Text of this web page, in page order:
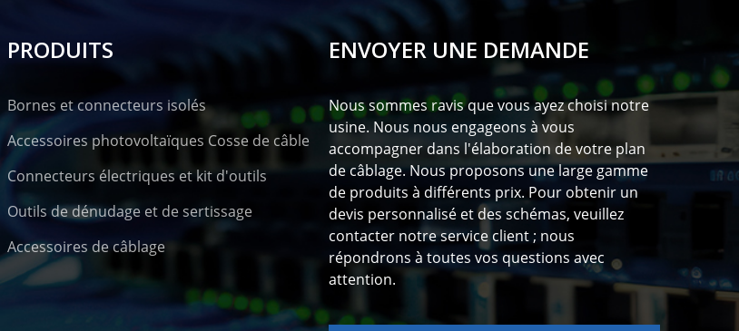
PRODUITS
Bornes et connecteurs isolés
Accessoires photovoltaïques Cosse de câble
Connecteurs électriques et kit d'outils
Outils de dénudage et de sertissage
Accessoires de câblage
ENVOYER UNE DEMANDE
Nous sommes ravis que vous ayez choisi notre
usine. Nous nous engageons à vous
accompagner dans l'élaboration de votre plan
de câblage. Nous proposons une large gamme
de produits à différents prix. Pour obtenir un
devis personnalisé et des schémas, veuillez
contacter notre service client ; nous
répondrons à toutes vos questions avec
attention.